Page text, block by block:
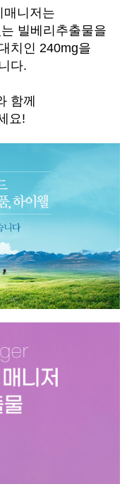
매니저는
빌베리추출물을
치인 240mg을
다.
함께
요!